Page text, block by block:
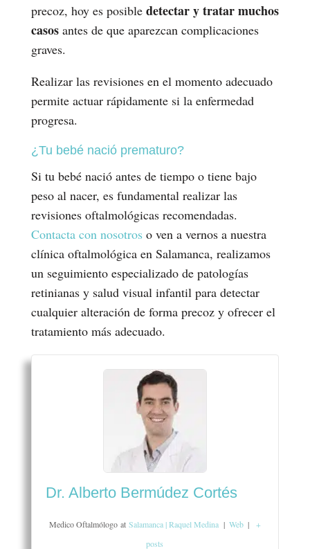
precoz, hoy es posible detectar y tratar muchos
casos antes de que aparezcan complicaciones
graves.
Realizar las revisiones en el momento adecuado
permite actuar rápidamente si la enfermedad
progresa.
¿Tu bebé nació prematuro?
Si tu bebé nació antes de tiempo o tiene bajo
peso al nacer, es fundamental realizar las
revisiones oftalmológicas recomendadas.
Contacta con nosotroso ven a vernos a nuestra
clínica oftalmológica en Salamanca, realizamos
un seguimiento especializado de patologías
retinianas y salud visual infantil para detectar
cualquier alteración de forma precoz y ofrecer el
tratamiento más adecuado.
Dr. Alberto Bermúdez Cortés
Medico Oftalmólogo at Salamanca | Raquel Medina | Web |
+
posts